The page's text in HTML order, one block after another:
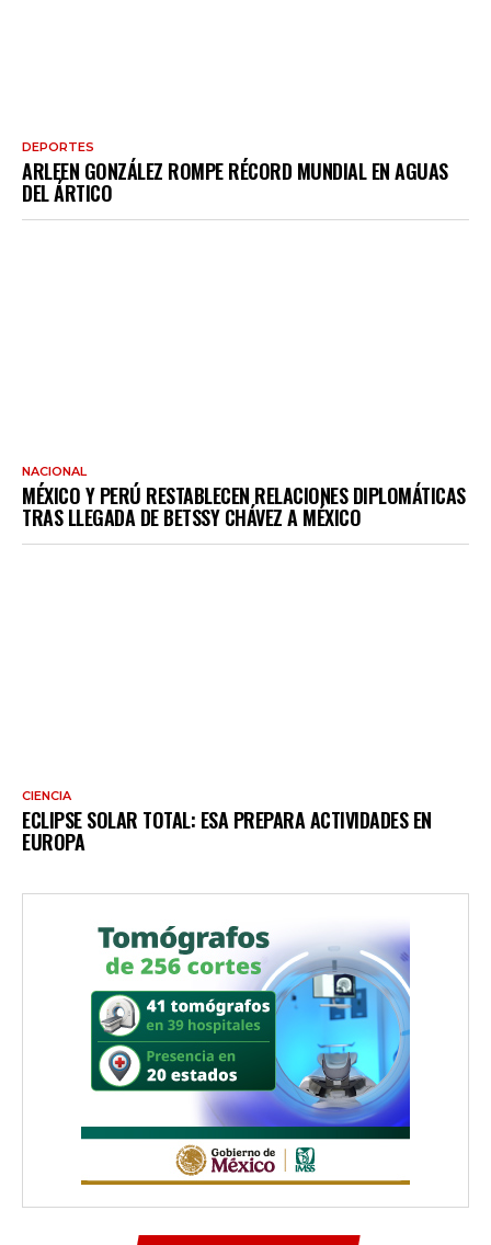
DEPORTES
ARLEEN GONZÁLEZ ROMPE RÉCORD MUNDIAL EN AGUAS
DEL ÁRTICO
NACIONAL
MÉXICO Y PERÚ RESTABLECEN RELACIONES DIPLOMÁTICAS
TRAS LLEGADA DE BETSSY CHÁVEZ A MÉXICO
CIENCIA
ECLIPSE SOLAR TOTAL: ESA PREPARA ACTIVIDADES EN
EUROPA